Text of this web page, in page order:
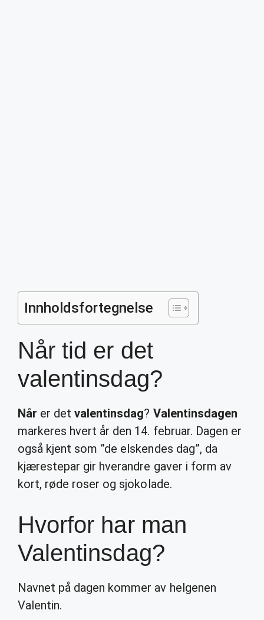
Innholdsfortegnelse
Når tid er det
valentinsdag?
Når er detvalentinsdag? Valentinsdagen
markeres hvert år den 14. februar. Dagen er
også kjent som ”de elskendes dag”, da
kjærestepar gir hverandre gaver i form av
kort, røde roser og sjokolade.
Hvorfor har man
Valentinsdag?
Navnet på dagen kommer av helgenen
Valentin.